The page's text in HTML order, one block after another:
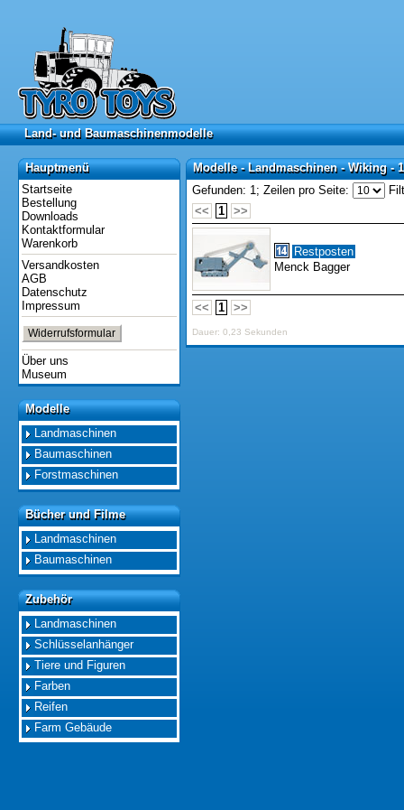
Land- und Baumaschinenmodelle
Land- und Baumaschinenmodelle
Hauptmenü
Hauptmenü
Startseite
Bestellung
Downloads
Kontaktformular
Warenkorb
Versandkosten
AGB
Datenschutz
Impressum
Widerrufsformular
Über uns
Museum
Modelle
Modelle
Landmaschinen
Baumaschinen
Forstmaschinen
Bücher und Filme
Bücher und Filme
Landmaschinen
Baumaschinen
Zubehör
Zubehör
Landmaschinen
Schlüsselanhänger
Tiere und Figuren
Farben
Reifen
Farm Gebäude
Modelle - Landmaschinen - Wiking -
Modelle - Landmaschinen - Wiking -
Gefunden: 1; Zeilen pro Seite:
<<
1 >>
Restposten
Menck Bagger
<< 1 >>
Dauer: 0,23 Sekunden